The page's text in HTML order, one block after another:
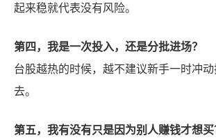
起来稳就代表没有风险。
第四，我是一次投入，还是分批进场？
台股越热的时候，越不建议新手一时冲
去。
第五，我有没有只是因为别人赚钱才想买